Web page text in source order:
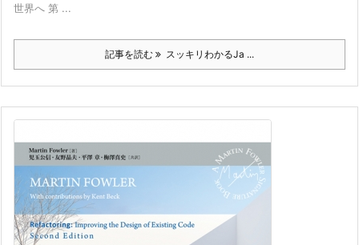
世界へ 第 ...
記事を読む スッキリわかるJa ...